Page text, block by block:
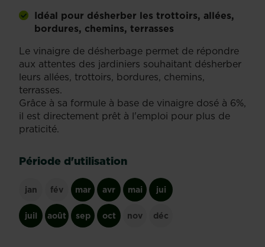
Idéal pour désherber les trottoirs, allées,
bordures, chemins, terrasses
Le vinaigre de désherbage permet de répondre
aux attentes des jardiniers souhaitant désherber
leurs allées, trottoirs, bordures, chemins,
terrasses.
Grâce à sa formule à base de vinaigre dosé à 6%,
il est directement prêt à l'emploi pour plus de
praticité.
Période d'utilisation
jan fév mar avr mai jui
juil août sep oct nov déc